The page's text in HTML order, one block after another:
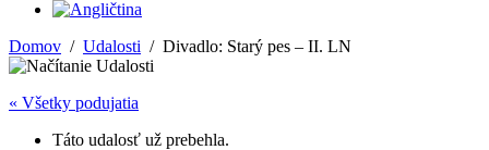
Domov Udalosti Divadlo: Starý pes – II. LN
« Všetky podujatia
Táto udalosť už prebehla.